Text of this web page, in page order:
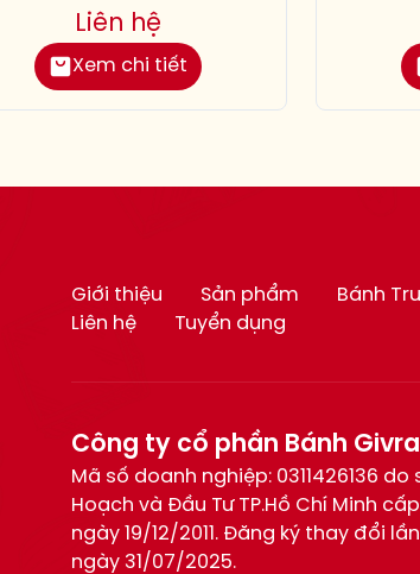
Xem chi tiết
Liên hệ
Giới thiệu Sản phẩm Bánh
Liên hệ
Tuyển dụng
Công ty cổ phần Bánh Givral
Mã số doanh nghiệp: 0311426136 do
Hoạch và Đầu Tư TP.Hồ Chí Minh
ngày 19/12/2011. Đăng ký thay đổi
ngày 31/07/2025.